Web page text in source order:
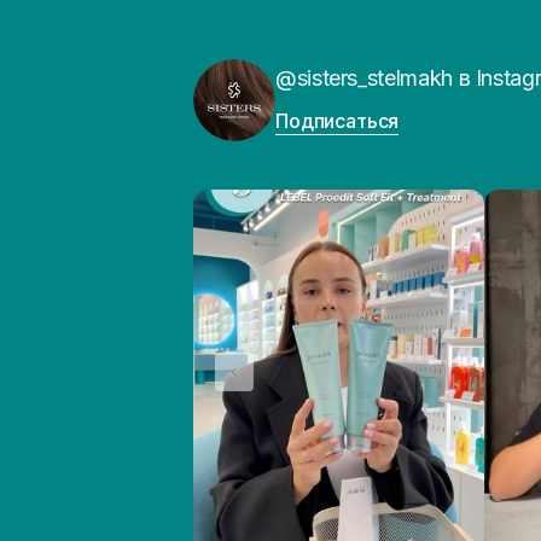
@sisters_stelmakh в
Подписаться